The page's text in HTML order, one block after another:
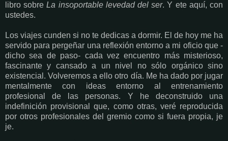
libro sobreLa insoportable levedad del ser. Y ete aquí, con
ustedes.
Los viajes cunden si no te dedicas a dormir. El de hoy me ha
servido para pergeñar una reflexión entorno a mi oficio que -
dicho sea de paso- cada vez encuentro más misterioso,
fascinante y cansado a un nivel no sólo orgánico sino
existencial. Volveremos a ello otro día. Me ha dado por jugar
mentalmente con ideas entorno al entrenamiento
profesional de las personas. Y he deconstruido una
indefinición provisional que, como otras, veré reproducida
por otros profesionales del gremio como si fuera propia, je
je.